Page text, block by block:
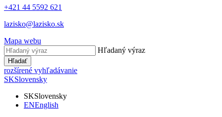
+421 44 5592 621
lazisko@lazisko.sk
Mapa webu
Hľadaný výraz
Hľadať
rozšírené vyhľadávanie
SKSlovensky
SKSlovensky
ENEnglish